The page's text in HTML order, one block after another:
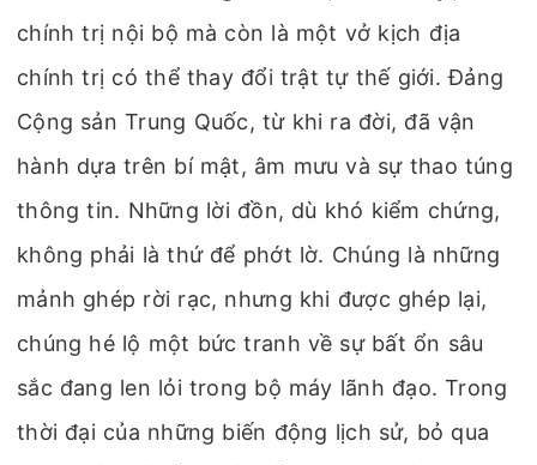
chính trị nội bộ mà còn là một vở kịch địa
chính trị có thể thay đổi trật tự thế giới. Đảng
Cộng sản Trung Quốc, từ khi ra đời, đã vận
hành dựa trên bí mật, âm mưu và sự thao túng
thông tin. Những lời đồn, dù khó kiểm chứng,
không phải là thứ để phớt lờ. Chúng là những
mảnh ghép rời rạc, nhưng khi được ghép lại,
chúng hé lộ một bức tranh về sự bất ổn sâu
sắc đang len lỏi trong bộ máy lãnh đạo. Trong
thời đại của những biến động lịch sử, bỏ qua